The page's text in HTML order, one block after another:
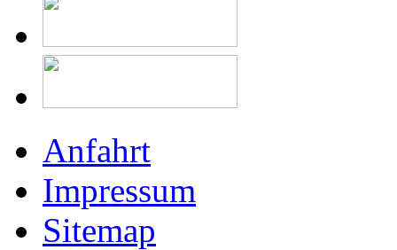
Anfahrt
Impressum
Sitemap